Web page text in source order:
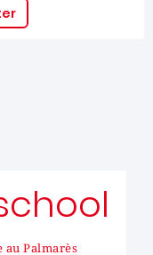
au Palmarès